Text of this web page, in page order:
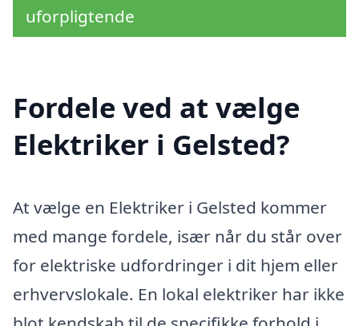
uforpligtende
Fordele ved at vælge
Elektriker i Gelsted?
At vælge en Elektriker i Gelsted kommer
med mange fordele, især når du står over
for elektriske udfordringer i dit hjem eller
erhvervslokale. En lokal elektriker har ikke